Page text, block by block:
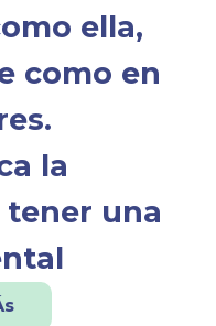
ella,
como en
la
una